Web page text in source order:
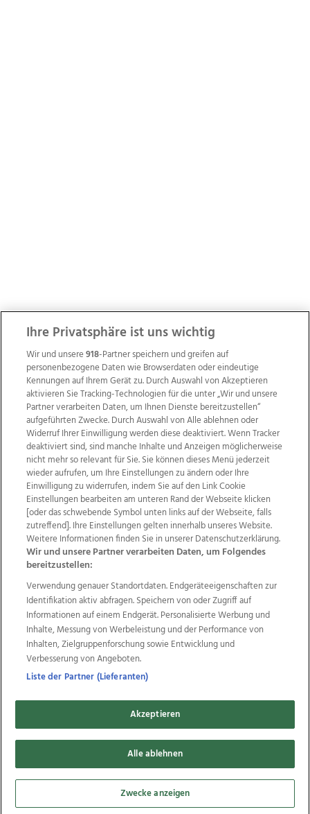
Wir über uns Mediadaten Kontakt
Jobs
Datenschutz
Impressum
AGB Anzeigekunden
AGB Website
Ehrenkodex Politische Werbung
Weitere Angebote des Medienhauses Wimmer
TV1 di-mog-i.at OÖNow
Ischler Woche
Life Radio
OÖNachrichten
OÖN Immobilien
OÖN Karriere
OÖN Reise
Promenaden Galerien
Regionaljobs
wasistlos.at
Copyrights © 2026 Tips Zeitungs GmbH & Co KG
developed by11x11.net
Cookie Einstellungen bearbeiten
Ihre Privatsphäre ist uns wichtig
Wir und unsere918-Partner speichern und greifen auf
personenbezogene Daten wie Browserdaten oder eindeutige
Kennungen auf Ihrem Gerät zu. Durch Auswahl von Akzeptieren
aktivieren Sie Tracking-Technologien für die unter „Wir und unsere
Partner verarbeiten Daten, um Ihnen Dienste bereitzustellen“
aufgeführten Zwecke. Durch Auswahl von Alle ablehnen oder
Widerruf Ihrer Einwilligung werden diese deaktiviert. Wenn Tracker
deaktiviert sind, sind manche Inhalte und Anzeigen möglicherweise
nicht mehr so relevant für Sie. Sie können dieses Menü jederzeit
wieder aufrufen, um Ihre Einstellungen zu ändern oder Ihre
Einwilligung zu widerrufen, indem Sie auf den Link Cookie
Einstellungen bearbeiten am unteren Rand der Webseite klicken
[oder das schwebende Symbol unten links auf der Webseite, falls
zutreffend]. Ihre Einstellungen gelten innerhalb unseres Website.
Weitere Informationen finden Sie in unserer Datenschutzerklärung.
Wir und unsere Partner verarbeiten Daten, um Folgendes
bereitzustellen:
Verwendung genauer Standortdaten. Endgeräteeigenschaften zur
Identifikation aktiv abfragen. Speichern von oder Zugriff auf
Informationen auf einem Endgerät. Personalisierte Werbung und
Inhalte, Messung von Werbeleistung und der Performance von
Inhalten, Zielgruppenforschung sowie Entwicklung und
Verbesserung von Angeboten.
Liste der Partner (Lieferanten)
Akzeptieren
Alle ablehnen
Zwecke anzeigen